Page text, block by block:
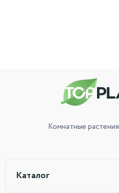
Комнатные растения
Каталог